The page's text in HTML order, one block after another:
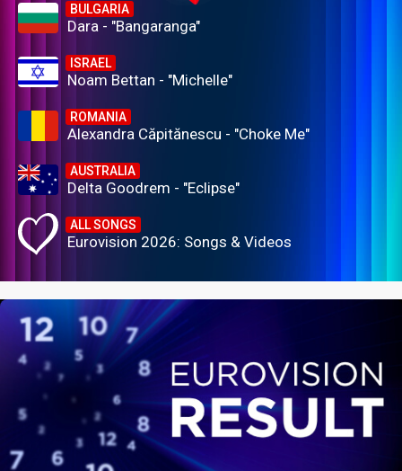
BULGARIA
Dara - "Bangaranga"
ISRAEL
Noam Bettan - "Michelle"
ROMANIA
Alexandra Căpitănescu - "Choke Me"
AUSTRALIA
Delta Goodrem - "Eclipse"
ALL SONGS
Eurovision 2026: Songs & Videos